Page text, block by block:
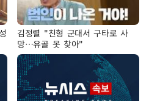
김정렬 "친형 군대서 구타로 사
망…유골 못 찾아"